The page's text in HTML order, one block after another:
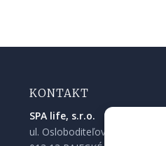
KONTAKT
SPA life, s.r.o.
ul. Osloboditeľov 90